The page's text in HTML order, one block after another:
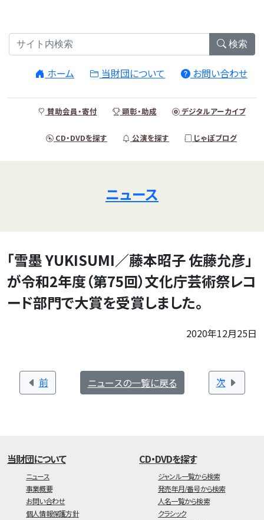
検索
ホーム 当財団について お問い合わせ
賛助会員・寄付 顕彰・助成 デジタルアーカイブ
CD・DVDを探す 公演を探す じゃぽブログ
ニュース
「雪墨 YUKISUMI／藤本昭子 佐藤允彦」
が令和2年度（第75回）文化庁芸術祭レコ
ード部門で大賞を受賞しました。
2020年12月25日
前 ニュースの一覧に戻る 次
当財団について
ニュース
事業概要
お問い合わせ
個人情報保護方針
CD・DVDを探す
ジャンル一覧から検索
発売年月/番号から検索
人名一覧から検索
クラシック